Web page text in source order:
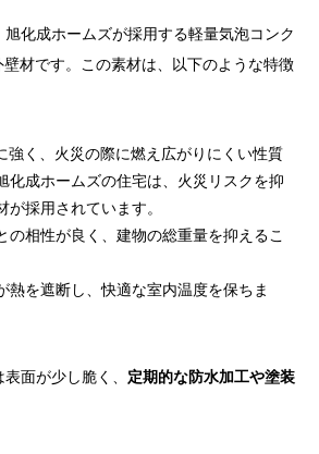
旭化成ホームズが採用する軽量気泡コンク
壁材です。この素材は、以下のような特徴
強く、火災の際に燃え広がりにくい性質
化成ホームズの住宅は、火災リスクを抑
が採用されています。
の相性が良く、建物の総重量を抑えるこ
熱を遮断し、快適な室内温度を保ちま
面が少し脆く、 定期的な防水加工や塗装